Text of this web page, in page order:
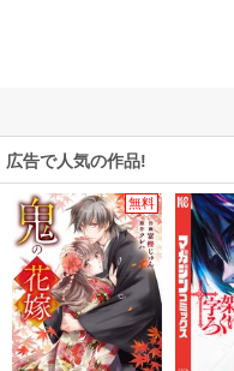
広告で人気の作品!
無料